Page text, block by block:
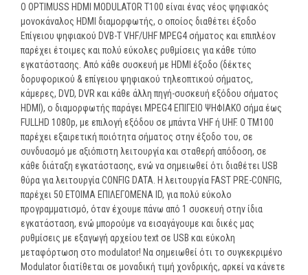
Ο ΟPTIMUSS HDMI MODULATOR T100 είναι ένας νέος ψηφιακός
μονοκάναλος HDMI διαμορφωτής, ο οποίος διαθέτει έξοδο
Επίγειου ψηφιακού DVB-T VHF/UHF MPEG4 σήματος και επιπλέον
παρέχει έτοιμες και πολύ εύκολες ρυθμίσεις για κάθε τύπο
εγκατάστασης. Από κάθε συσκευή με HDMI έξοδο (δέκτες
δορυφορικού & επίγειου ψηφιακού τηλεοπτικού σήματος,
κάμερες, DVD, DVR και κάθε άλλη πηγή-συσκευή εξόδου σήματος
HDMI), ο διαμορφωτής παράγει MPEG4 ΕΠΙΓΕΙΟ ΨΗΦΙΑΚΟ σήμα έως
FULLHD 1080p, με επιλογή εξόδου σε μπάντα VHF ή UHF. O TM100
παρέχει εξαιρετική ποιότητα σήματος στην έξοδο του, σε
συνδυασμό με αξιόπιστη λειτουργία και σταθερή απόδοση, σε
κάθε διάταξη εγκατάστασης, ενώ να σημειωθεί ότι διαθέτει USB
θύρα για λειτουργία CONFIG DATA. H λειτουργία FAST PRE-CONFIG,
παρέχει 50 ΕΤΟΙΜΑ ΕΠΙΛΕΓΟΜΕΝΑ ID, για πολύ εύκολο
προγραμματισμό, όταν έχουμε πάνω από 1 συσκευή στην ίδια
εγκατάσταση, ενώ μπορούμε να εισαγάγουμε και δικές μας
ρυθμίσεις με εξαγωγή αρχείου text σε USB και εύκολη
μεταφόρτωση στο modulator! Να σημειωθεί ότι το συγκεκριμένο
Modulator διατίθεται σε μοναδική τιμή χονδρικής, αρκεί να κάνετε